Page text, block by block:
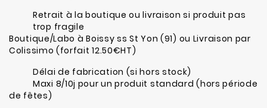
Retrait à la boutique ou livraison si produit pas
trop fragile
Boutique/Labo à Boissy ss St Yon (91) ou Livraison par
Colissimo (forfait 12.50€HT)
Délai de fabrication (si hors stock)
Maxi 8/10j pour un produit standard (hors période
de fêtes)